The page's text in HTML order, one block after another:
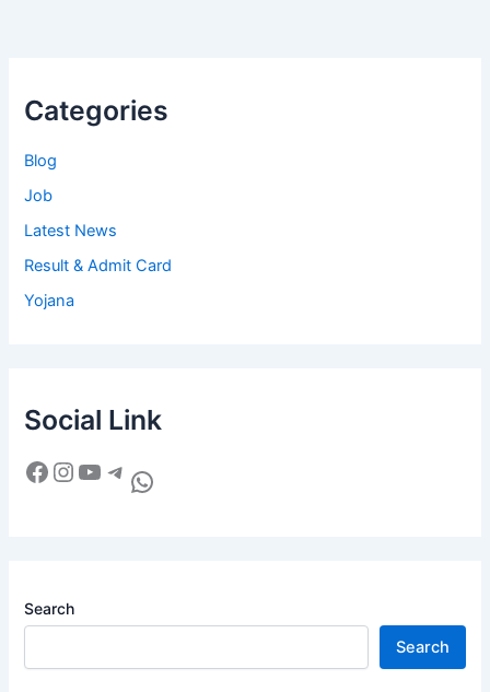
Categories
Blog
Job
Latest News
Result & Admit Card
Yojana
Social Link
Search
Search